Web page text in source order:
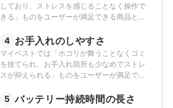
しており、ストレスを感じることなく操作で
きる」ものをユーザーが満足できる商品と
均でおすすめ度をスコア化しました。
4 お手入れのしやすさ
マイベストでは「ホコリが舞うことなくゴミ
を捨てられ、お手入れ箇所も少なめでストレ
スが抑えられる」ものをユーザーが満足でき
た。
5 バッテリー持続時間の長さ